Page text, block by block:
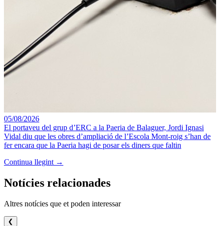
05/08/2026
El portaveu del grup d’ERC a la Paeria de Balaguer, Jordi Ignasi
Vidal diu que les obres d’ampliació de l’Escola Mont-roig s’han de
fer encara que la Paeria hagi de posar els diners que faltin
Continua llegint →
Notícies relacionades
Altres notícies que et poden interessar
❮